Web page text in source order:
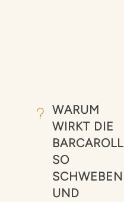
WARUM
WIRKT DIE
SO
UND